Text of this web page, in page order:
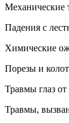
Механические
Падения с
Химические
Порезы и
Травмы глаз
Травмы,